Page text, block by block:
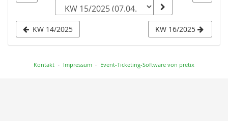
zur
Anzeige
auswählen
KW 14/2025 KW 16/2025
Kontakt Impressum Event-Ticketing-Software von pretix